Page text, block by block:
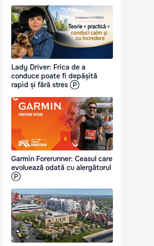
Lady Driver: Frica de a
conduce poate fi depășită
rapid și fără stres Ⓟ
Garmin Forerunner: Ceasul care
evoluează odată cu alergătorul
Ⓟ